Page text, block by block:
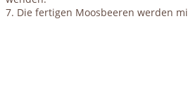
7. Die fertigen Moosbeeren werden